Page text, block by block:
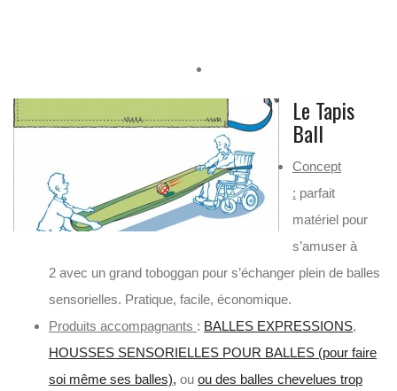
Le Tapis
Ball
Concept
: parfait
matériel pour
s’amuser à
2 avec un grand toboggan pour s’échanger plein de balles
sensorielles. Pratique, facile, économique.
Produits accompagnants : BALLES EXPRESSIONS,
HOUSSES SENSORIELLES POUR BALLES (pour faire
soi même ses balles), ou ou des balles chevelues trop